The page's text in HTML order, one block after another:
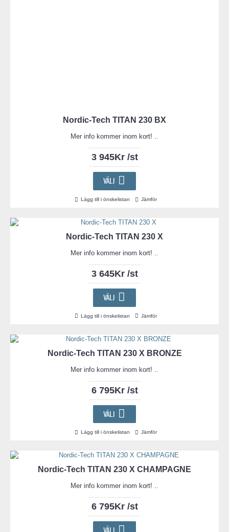
Nordic-Tech TITAN 230 BX
Mer info kommer inom kort! ..
3 945Kr /st
VÄLJ
Lägg till i önskelistan Jämför
Nordic-Tech TITAN 230 X
Mer info kommer inom kort! ..
3 645Kr /st
VÄLJ
Lägg till i önskelistan Jämför
Nordic-Tech TITAN 230 X BRONZE
Mer info kommer inom kort! ..
6 795Kr /st
VÄLJ
Lägg till i önskelistan Jämför
Nordic-Tech TITAN 230 X CHAMPAGNE
Mer info kommer inom kort! ..
6 795Kr /st
VÄLJ